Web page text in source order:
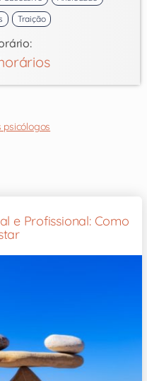
Traição
psicólogos
e Profissional: Como